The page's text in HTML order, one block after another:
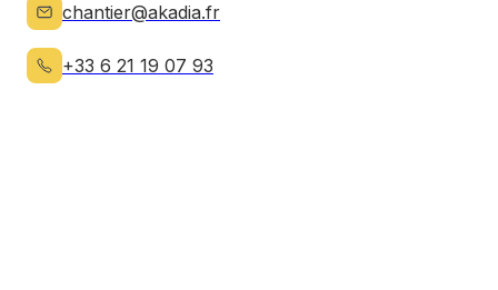
chantier@akadia.fr
+33 6 21 19 07 93